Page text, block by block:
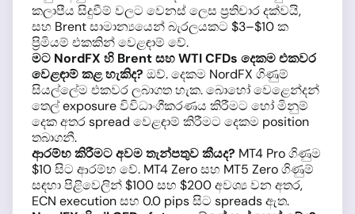
කලාපීය සිදුවීම් වලට වෙනස් ලෙස ප්‍රතිචාර දක්වයි,
සහ Brent සාමාන්‍යයෙන් බැරලයකට $3–$10 ක
ප්‍රිමියම් එකකින් වෙළඳාම් වේ.
මට NordFX හි Brent සහ WTI CFDs දෙකම එකවර
වෙළඳාම් කළ හැකිද? ඔව්. දෙකම NordFX ගිණුම්
සියල්ලේම එකවර ලබාගත හැක. බොහෝ වෙළෙන්දන්
තෙල් exposure විවිධාංගීකරණය කිරීමට හෝ මිනුම්
දෙක අතර spread වෙළඳාම් කිරීමට දෙකම position
තබාගනී.
ආරම්භ කිරීමට අවම තැන්පතුව කීයද? MT4 Pro ගිණුම
$10 සිට ආරම්භ වේ. MT4 Zero සහ MT5 Zero ගිණුම්
සඳහා පිළිවෙලින් $100 සහ $200 අවශ්‍ය වන අතර,
ECN execution සහ 0.0 pips සිට spreads ඇත.